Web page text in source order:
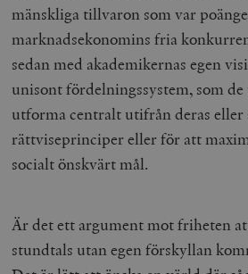
mänskliga tillvaron som var
marknadsekonomins fria
sedan med akademikernas egen
unisont fördelningssystem, som de
utforma centralt utifrån deras eller
rättviseprinciper eller för att
socialt önskvärt mål.
Är det ett argument mot friheten
stundtals utan egen förskyllan